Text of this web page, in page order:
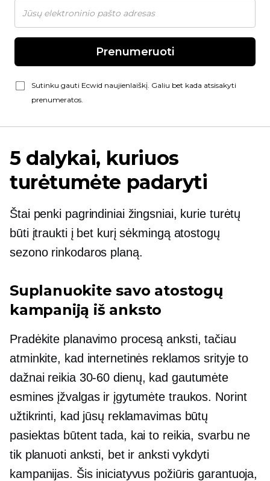
Prenumeruoti
Sutinku gauti Ecwid naujienlaiškį. Galiu bet kada atsisakyti
prenumeratos.
5 dalykai, kuriuos
turėtumėte padaryti
Štai penki pagrindiniai žingsniai, kurie turėtų
būti įtraukti į bet kurį sėkmingą atostogų
sezono rinkodaros planą.
Suplanuokite savo atostogų
kampaniją iš anksto
Pradėkite planavimo procesą anksti, tačiau
atminkite, kad internetinės reklamos srityje to
dažnai reikia 30-60 dienų, kad gautumėte
esmines įžvalgas ir įgytumėte traukos. Norint
užtikrinti, kad jūsų reklamavimas būtų
pasiektas būtent tada, kai to reikia, svarbu ne
tik planuoti anksti, bet ir anksti vykdyti
kampanijas. Šis iniciatyvus požiūris garantuoja,